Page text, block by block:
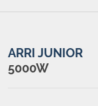
ARRI JUNIOR
5000W